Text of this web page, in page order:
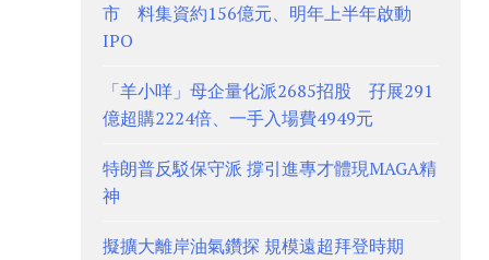
市 料集資約156億元、明年上半年啟動
IPO
「羊小咩」母企量化派2685招股 孖展291
億超購2224倍、一手入場費4949元
特朗普反駁保守派 撐引進專才體現MAGA精
神
擬擴大離岸油氣鑽探 規模遠超拜登時期